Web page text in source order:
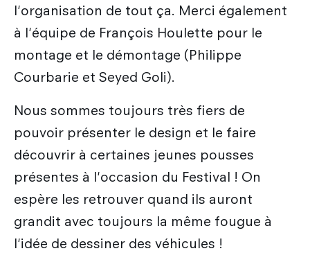
l'organisation de tout ça. Merci également
à l'équipe de François Houlette pour le
montage et le démontage (Philippe
Courbarie et Seyed Goli).
Nous sommes toujours très fiers de
pouvoir présenter le design et le faire
découvrir à certaines jeunes pousses
présentes à l'occasion du Festival ! On
espère les retrouver quand ils auront
grandit avec toujours la même fougue à
l'idée de dessiner des véhicules !